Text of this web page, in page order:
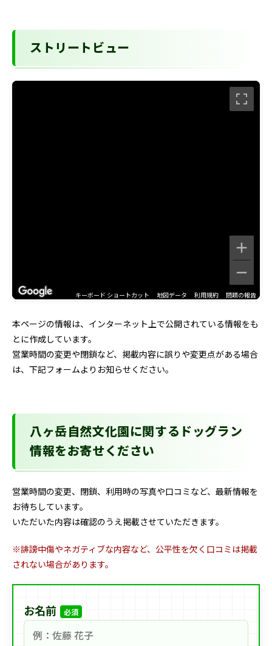
ストリートビュー
キーボード ショートカット 地図データ 利用規約 問題の報告
本ページの情報は、インターネット上で公開されている情報をも
とに作成しています。
営業時間の変更や閉鎖など、掲載内容に誤りや変更点がある場合
は、下記フォームよりお知らせください。
八ヶ岳自然文化園に関するドッグラン
情報をお寄せください
営業時間の変更、閉鎖、利用時の写真や口コミなど、最新情報を
お待ちしています。
いただいた内容は確認のうえ掲載させていただきます。
※誹謗中傷やネガティブな内容など、公平性を欠く口コミは掲載
されない場合があります。
お名前 必須